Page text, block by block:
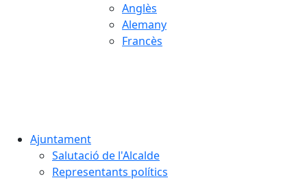
Anglès
Alemany
Francès
Ajuntament
Salutació de l'Alcalde
Representants polítics